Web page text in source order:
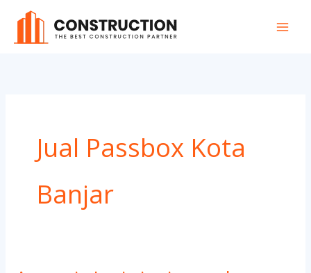
content
Jual Passbox Kota
Banjar